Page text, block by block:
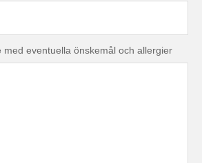
med eventuella önskemål och allergier